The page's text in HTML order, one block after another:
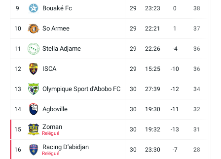
9 Bouaké Fc 29 23:23 0 38
10 So Armee 29 22:21 1 37
11 Stella Adjame 29 22:26 -4 36
12 ISCA 29 15:25 -10 36
13 Olympique Sport d'Abobo FC 30 27:39 -12 34
14 Agboville 30 19:30 -11 32
15 Zoman
Relégué
30 19:32 -13 31
16 Racing D'abidjan
Relégué
30 23:30 -7 28